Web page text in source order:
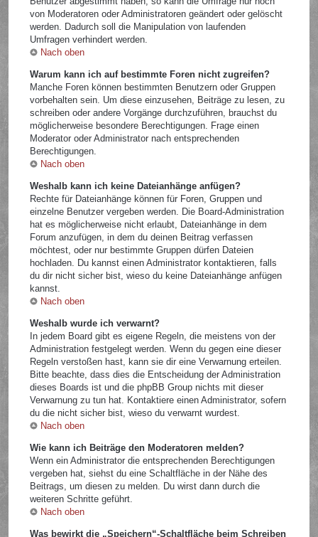
von Moderatoren oder Administratoren geändert oder gelöscht
werden. Dadurch soll die Manipulation von laufenden
Umfragen verhindert werden.
Nach oben
Warum kann ich auf bestimmte Foren nicht zugreifen?
Manche Foren können bestimmten Benutzern oder Gruppen
vorbehalten sein. Um diese einzusehen, Beiträge zu lesen, zu
schreiben oder andere Vorgänge durchzuführen, brauchst du
möglicherweise besondere Berechtigungen. Frage einen
Moderator oder Administrator nach entsprechenden
Berechtigungen.
Nach oben
Weshalb kann ich keine Dateianhänge anfügen?
Rechte für Dateianhänge können für Foren, Gruppen und
einzelne Benutzer vergeben werden. Die Board-Administration
hat es möglicherweise nicht erlaubt, Dateianhänge in dem
Forum anzufügen, in dem du deinen Beitrag verfassen
möchtest, oder nur bestimmte Gruppen dürfen Dateien
hochladen. Du kannst einen Administrator kontaktieren, falls
du dir nicht sicher bist, wieso du keine Dateianhänge anfügen
kannst.
Nach oben
Weshalb wurde ich verwarnt?
In jedem Board gibt es eigene Regeln, die meistens von der
Administration festgelegt werden. Wenn du gegen eine dieser
Regeln verstoßen hast, kann sie dir eine Verwarnung erteilen.
Bitte beachte, dass dies die Entscheidung der Administration
dieses Boards ist und die phpBB Group nichts mit dieser
Verwarnung zu tun hat. Kontaktiere einen Administrator, sofern
du die nicht sicher bist, wieso du verwarnt wurdest.
Nach oben
Wie kann ich Beiträge den Moderatoren melden?
Wenn ein Administrator die entsprechenden Berechtigungen
vergeben hat, siehst du eine Schaltfläche in der Nähe des
Beitrags, um diesen zu melden. Du wirst dann durch die
weiteren Schritte geführt.
Nach oben
Was bewirkt die „Speichern“-Schaltfläche beim Schreiben